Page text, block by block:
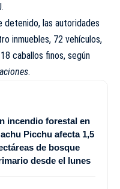
detenido, las autoridades
inmuebles, 72 vehículos,
caballos finos, según
.
incendio forestal en
Picchu afecta 1,5
de bosque
desde el lunes